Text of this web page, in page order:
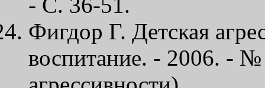
Фигдор Г. Детская
воспитание. - 2006. -